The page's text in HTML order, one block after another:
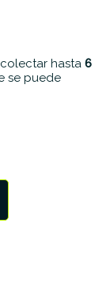
hasta 6
se puede